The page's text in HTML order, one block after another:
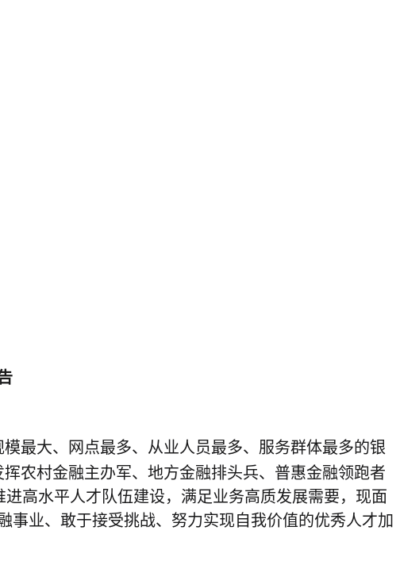
最大、网点最多、从业人员最多、服务群体最多的银
农村金融主办军、地方金融排头兵、普惠金融领跑者
高水平人才队伍建设，满足业务高质发展需要，现面
事业、敢于接受挑战、努力实现自我价值的优秀人才加